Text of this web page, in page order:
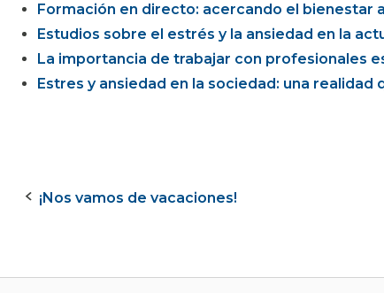
Formación en directo: acercando el bienestar
Estudios sobre el estrés y la ansiedad en la
La importancia de trabajar con profesionales
Estres y ansiedad en la sociedad: una realidad
Navegación
la
¡Nos vamos de vacaciones!